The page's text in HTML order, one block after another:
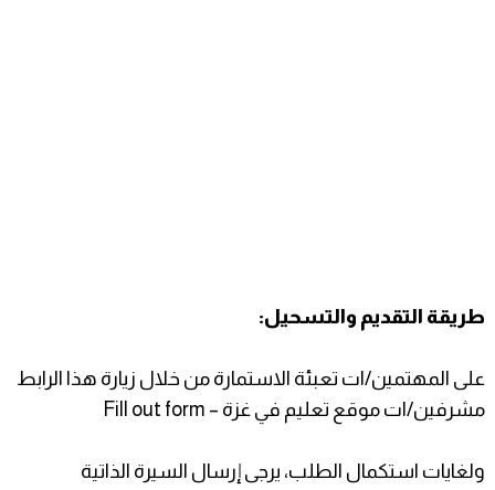
طريقة التقديم والتسحيل:
على المهتمين/ات تعبئة الاستمارة من خلال زيارة هذا الرابط
مشرفين/ات موقع تعليم في غزة – Fill out form
ولغايات استكمال الطلب، يرجى إرسال السيرة الذاتية